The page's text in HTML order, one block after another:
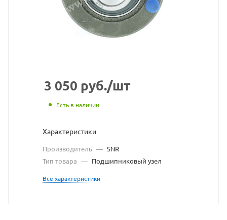
https://bearingstore.ru
ссылке
разрешения
владельца
3 050 руб./шт
Есть в наличии
Характеристики
Производитель — SNR
Тип товара — Подшипниковый узел
Все характеристики